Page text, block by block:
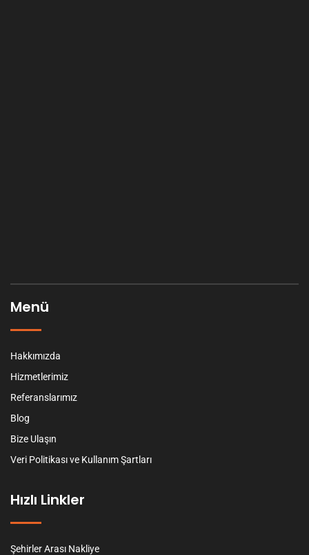
Menü
Hakkımızda
Hizmetlerimiz
Referanslarımız
Blog
Bize Ulaşın
Veri Politikası ve Kullanım Şartları
Hızlı Linkler
Şehirler Arası Nakliye